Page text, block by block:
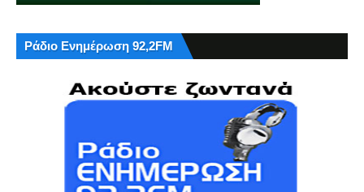
Ράδιο Ενημέρωση 92,2FM